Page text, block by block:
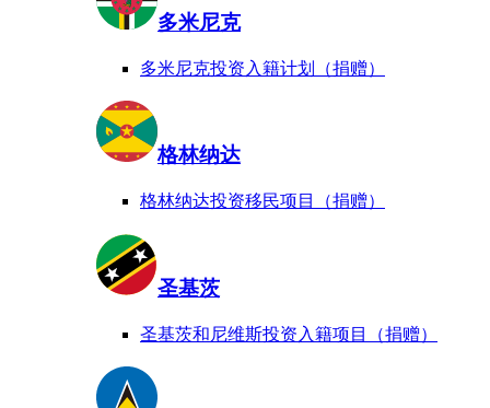
多米尼克
多米尼克投资入籍计划（捐赠）
格林纳达
格林纳达投资移民项目（捐赠）
圣基茨
圣基茨和尼维斯投资入籍项目（捐赠）